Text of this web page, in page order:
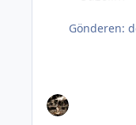
Gönderen: